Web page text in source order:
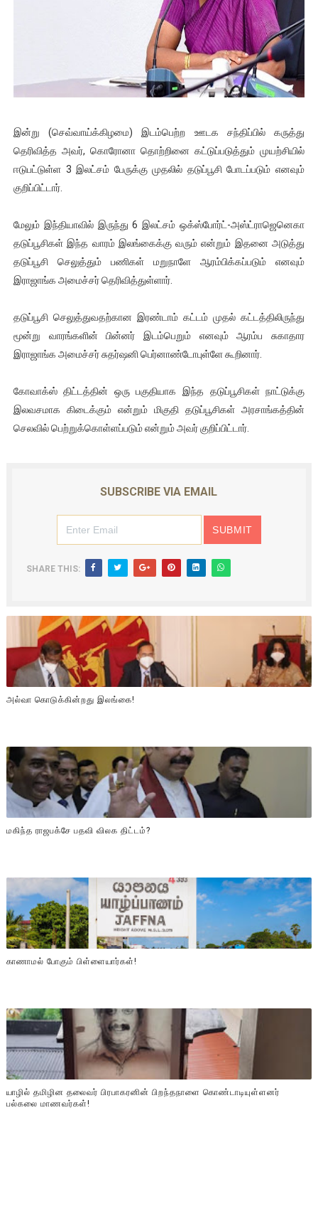
இளையராஜா – கமல் அவசர சந்திப்பு (படங்கள், விடியோ)
ஜனாதிபதி ஐக்கிய நாடுகளின் பொதுச் சபை கூட்டத்தில் இன்று
32 CM விநோத கன்றுக்குட்டி! (வீடியோ)
அல்வா கொடுக்கின்றது இலங்கை!
இன்று (செவ்வாய்க்கிழமை) இடம்பெற்ற ஊடக சந்திப்பில் கருத்து
தெரிவித்த அவர், கொரோனா தொற்றினை கட்டுப்படுத்தும் முயற்சியில்
ஈடுபட்டுள்ள 3 இலட்சம் பேருக்கு முதலில் தடுப்பூசி போடப்படும் எனவும்
குறிப்பிட்டார்.
மேலும் இந்தியாவில் இருந்து 6 இலட்சம் ஒக்ஸ்போர்ட்-அஸ்ட்ராஜெனெகா
தடுப்பூசிகள் இந்த வாரம் இலங்கைக்கு வரும் என்றும் இதனை அடுத்து
தடுப்பூசி செலுத்தும் பணிகள் மறுநாளே ஆரம்பிக்கப்படும் எனவும்
இராஜாங்க அமைச்சர் தெரிவித்துள்ளார்.
தடுப்பூசி செலுத்துவதற்கான இரண்டாம் கட்டம் முதல் கட்டத்திலிருந்து
மூன்று வாரங்களின் பின்னர் இடம்பெறும் எனவும் ஆரம்ப சுகாதார
இராஜாங்க அமைச்சர் சுதர்ஷனி பெர்னாண்டோபுள்ளே கூறினார்.
கோவாக்ஸ் திட்டத்தின் ஒரு பகுதியாக இந்த தடுப்பூசிகள் நாட்டுக்கு
இலவசமாக கிடைக்கும் என்றும் மிகுதி தடுப்பூசிகள் அரசாங்கத்தின்
செலவில் பெற்றுக்கொள்ளப்படும் என்றும் அவர் குறிப்பிட்டார்.
SUBSCRIBE VIA EMAIL
SHARE THIS:
அல்வா கொடுக்கின்றது இலங்கை!
மகிந்த ராஜபக்சே பதவி விலக திட்டம்?
காணாமல் போகும் பிள்ளையார்கள்!
யாழில் தமிழின தலைவர் பிரபாகரனின் பிறந்தநாளை கொண்டாடியுள்ளனர்
பல்கலை மாணவர்கள்!